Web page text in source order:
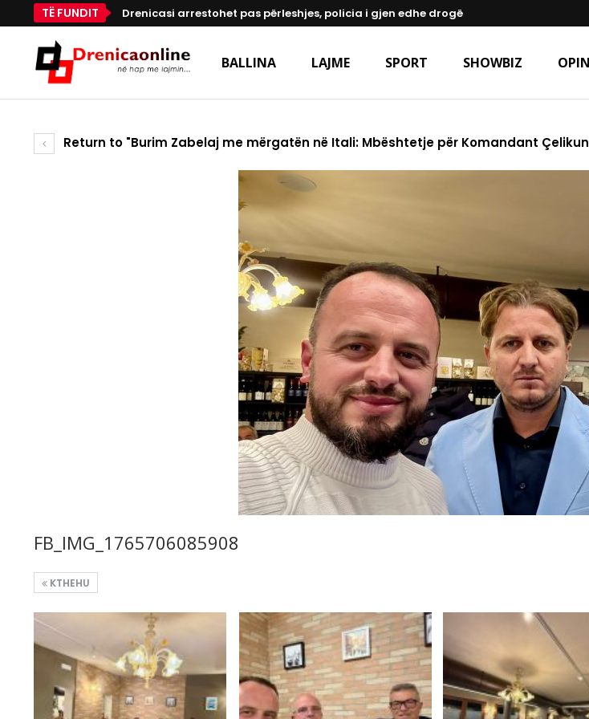
TË FUNDIT Drenicasi arrestohet pas përleshjes, policia i gjen edhe drogë
BALLINA LAJME SPORT SHOWBIZ
Return to "Burim Zabelaj me mërgatën në Itali: Mbështetje për Komandant
FB_IMG_1765706085908
KTHEHU